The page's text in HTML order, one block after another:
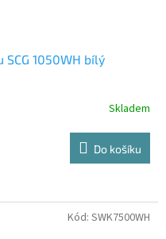
1050WH bílý
Skladem
Do košíku
Kód: SWK7500WH